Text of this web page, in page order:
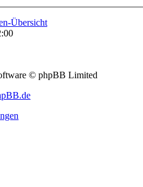
Übersicht
© phpBB Limited